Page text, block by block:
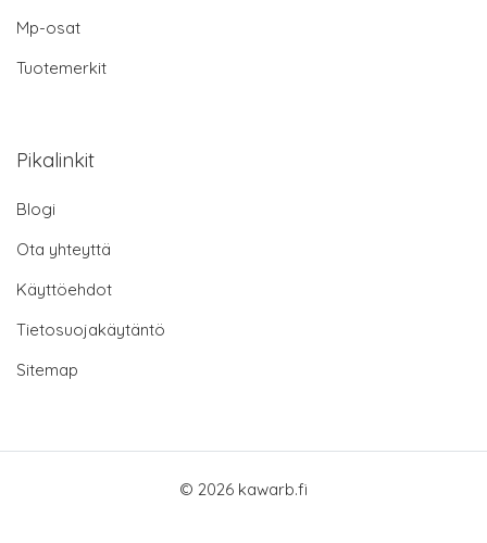
Mp-osat
Tuotemerkit
Pikalinkit
Blogi
Ota yhteyttä
Käyttöehdot
Tietosuojakäytäntö
Sitemap
© 2026 kawarb.fi